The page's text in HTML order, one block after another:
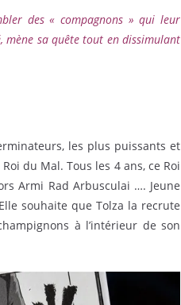
des « compagnons » qui leur
mène sa quête tout en dissimulant
les plus puissants et
du Mal. Tous les 4 ans, ce Roi
Armi Rad Arbusculai …. Jeune
souhaite que Tolza la recrute
à l’intérieur de son